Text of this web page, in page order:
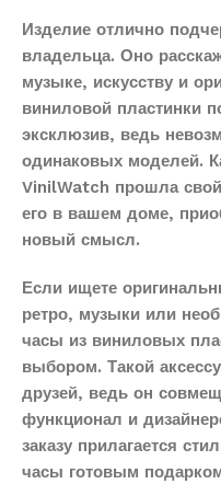
Изделие отлично
владельца. Оно
музыке, искусству и
виниловой пластинки
эксклюзив, ведь
одинаковых моделей.
VinilWatch прошла
его в вашем доме,
новый смысл.
Если ищете
ретро, музыки или
часы из виниловых
выбором. Такой
друзей, ведь он
функционал и
заказу прилагается
часы готовым